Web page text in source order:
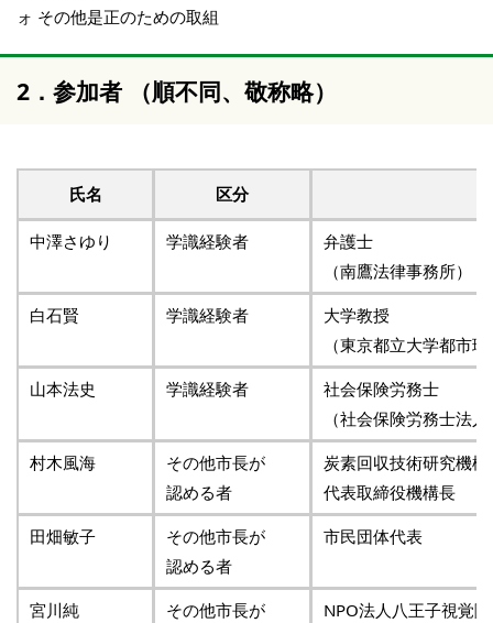
ォ その他是正のための取組
2．参加者 （順不同、敬称略）
氏名 区分
中澤さゆり 学識経験者
弁護士
（南鷹法律事務所）
白石賢
学識経験者
大学教授
（東京都立大学都市
山本法史
学識経験者
社会保険労務士
（社会保険労務士法
村木風海
その他市長が
認める者
炭素回収技術研究機構
代表取締役機構長
田畑敏子
その他市長が
認める者
市民団体代表
宮川純
その他市長が
NPO法人八王子視覚